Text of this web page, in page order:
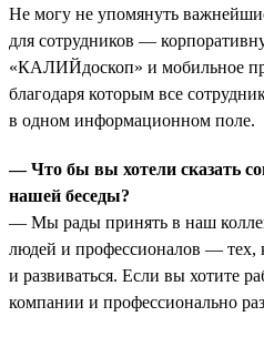
Не могу не упомянуть
для сотрудников —
«КАЛИЙдоскоп» и мобильное
благодаря которым все
в одном информационном поле.
— Что бы вы хотели сказать
нашей беседы?
— Мы рады принять в наш
людей и профессионалов — тех,
и развиваться. Если вы хотите
компании и профессионально